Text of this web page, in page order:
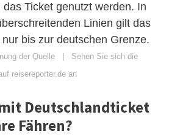
Ticket genutzt werden. In
Linien gilt das
bis zur deutschen Grenze.
der Quelle
Sehen Sie sich die
reisereporter.de an
Deutschlandticket
Fähren?